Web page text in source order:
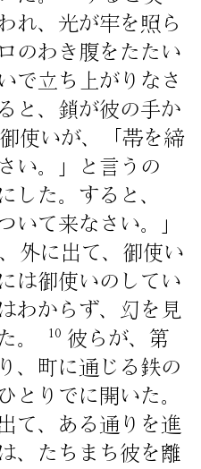
れ、光が牢を照ら
のわき腹をたたい
で立ち上がりなさ
と、鎖が彼の手か
使いが、「帯を締
い。」と言うの
した。すると、
いて来なさい。」
外に出て、御使い
は御使いのしてい
わからず、幻を見
。
10 彼らが、第
、町に通じる鉄の
とりでに開いた。
て、ある通りを進
、たちまち彼を離